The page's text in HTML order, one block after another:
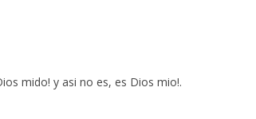
mido! y asi no es, es Dios mio!.